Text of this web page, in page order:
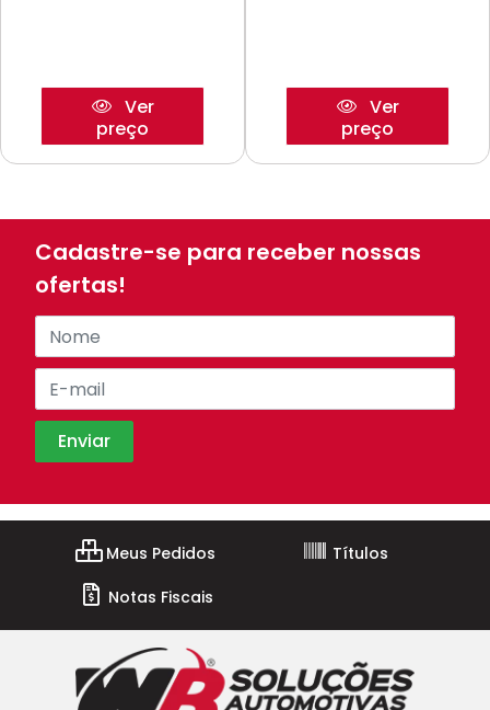
Ver
preço
Ver
preço
Cadastre-se para receber nossas
ofertas!
Meus Pedidos
Títulos
Notas Fiscais